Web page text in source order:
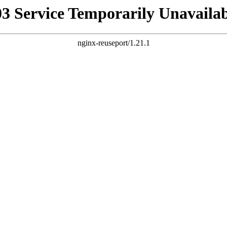
Service Temporarily
nginx-reuseport/1.21.1